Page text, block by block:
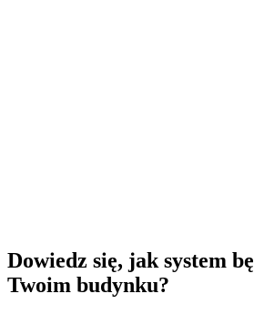
Dowiedz się, jak system
Twoim budynku?